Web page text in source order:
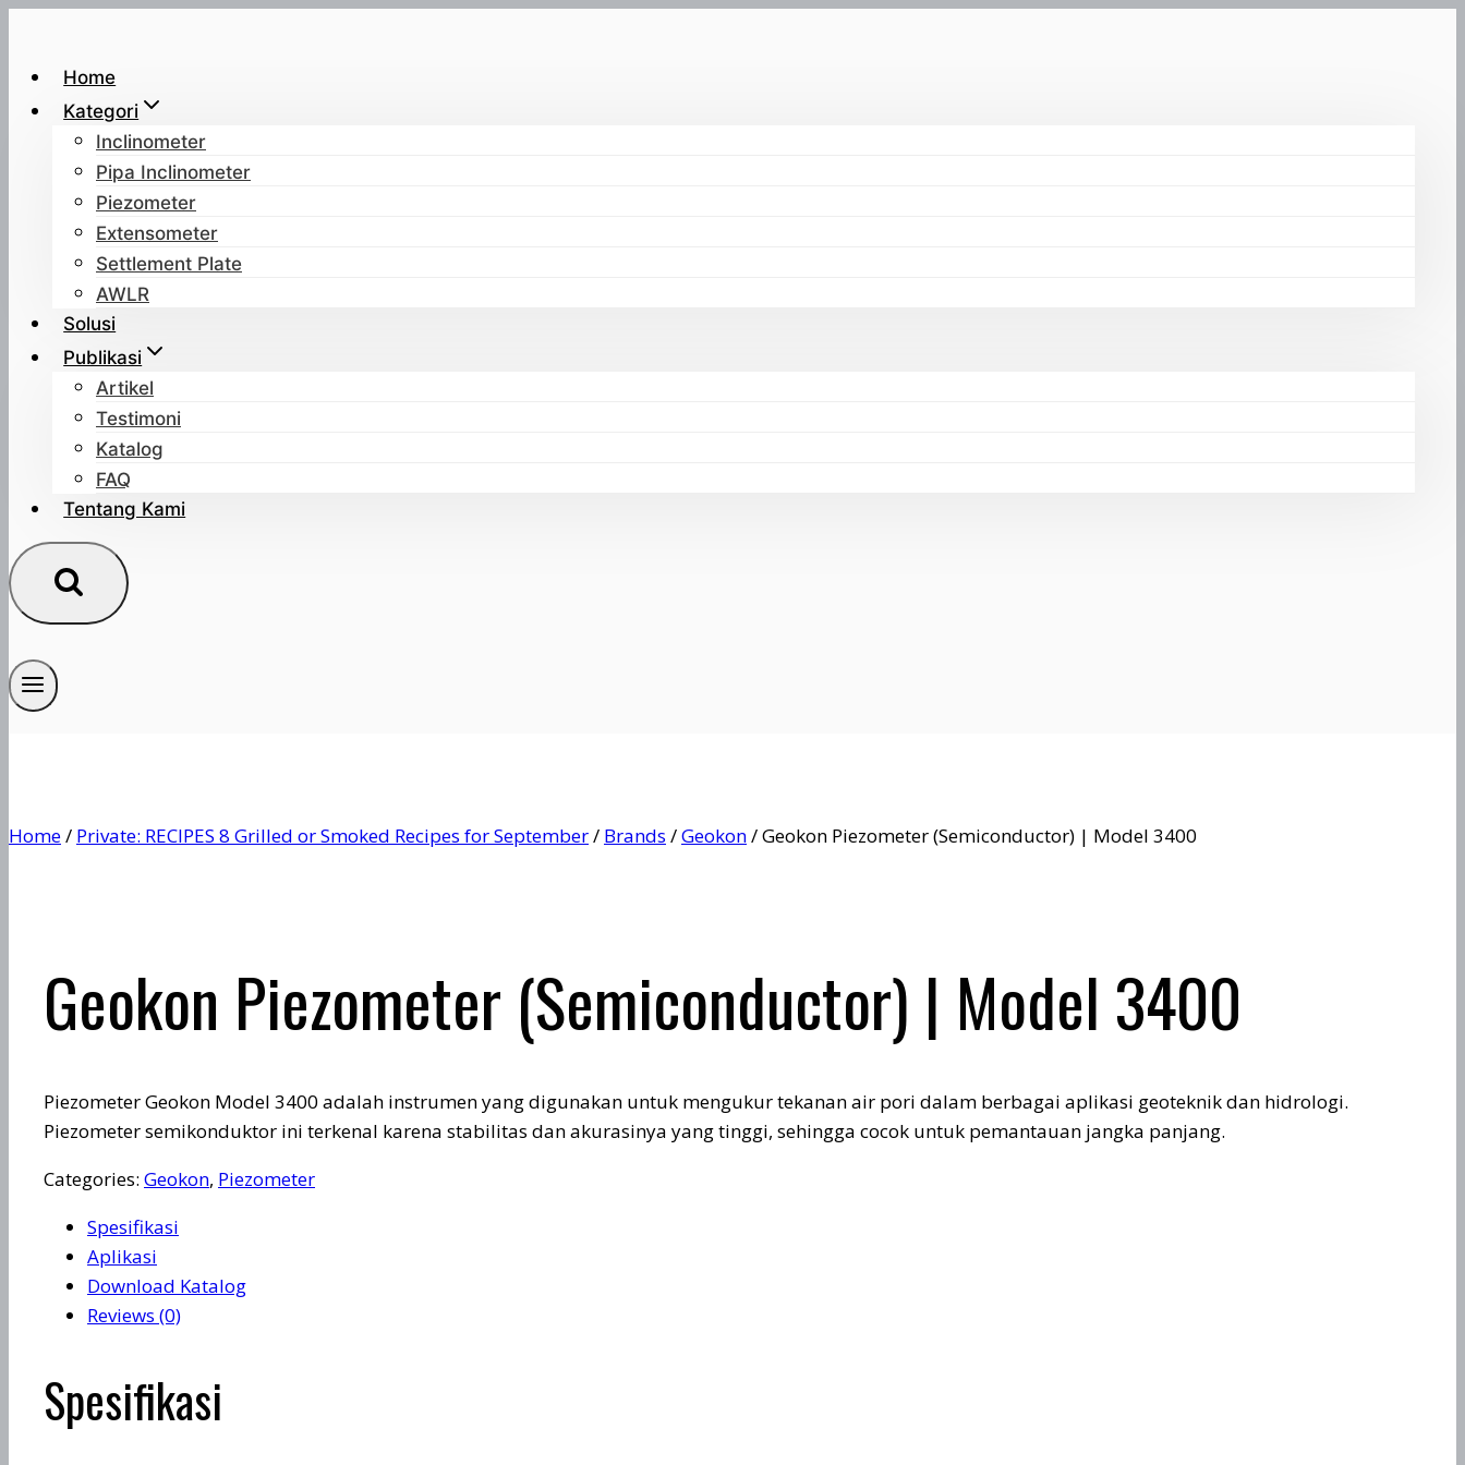
contentHome
Kategori
Inclinometer
Pipa Inclinometer
Piezometer
Extensometer
Settlement Plate
AWLR
Solusi
Publikasi
Artikel
Testimoni
Katalog
FAQ
Tentang Kami
Home/ Private: RECIPES 8 Grilled or Smoked Recipes for September/ Brands /Geokon/Geokon Piezometer (Semiconductor) | Model 3400
Geokon Piezometer (Semiconductor) | Model 3400
Piezometer Geokon Model 3400 adalah instrumen yang digunakan untuk mengukur tekanan air pori dalam berbagai aplikasi geoteknik dan hidrologi.
Piezometer semikonduktor ini terkenal karena stabilitas dan akurasinya yang tinggi, sehingga cocok untuk pemantauan jangka panjang.
Categories: Geokon, Piezometer
Spesifikasi
Aplikasi
Download Katalog
Reviews (0)
Spesifikasi